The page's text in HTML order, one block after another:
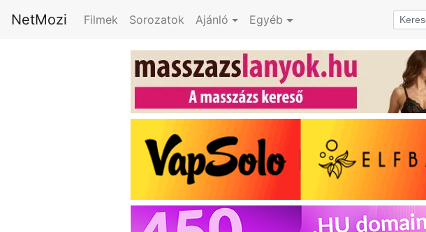
NetMozi Filmek Sorozatok Ajánló Egyéb